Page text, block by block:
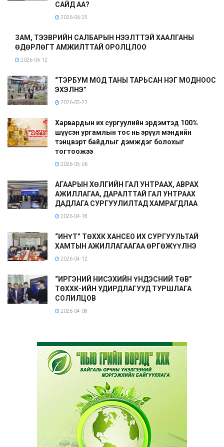
САЙД АА?
2026-06-25
ЗАМ, ТЭЭВРИЙН САЛБАРЫН НЭЭЛТТЭЙ ХААЛГАНЫ
ӨДӨРЛӨГТ АМЖИЛТТАЙ ОРОЛЦЛОО
2026-06-12
“ТЭРБУМ МОД ТАНЫ ТАРЬСАН НЭГ МОДНООС
ЭХЭЛНЭ”
2026-05-22
Харвардын их сургуулийн эрдэмтэд 100%
шүүсэн ургамлын тос нь эрүүл мэндийн
тэнцвэрт байдлыг дэмждэг болохыг
тогтоожээ
2026-05-06
АГААРЫН ХӨЛГИЙН ГАЛ УНТРААХ, АВРАХ
АЖИЛЛАГАА, ДАРАЛТТАЙ ГАЛ УНТРААХ
ДАДЛАГА СУРГУУЛИЛТАД ХАМРАГДЛАА
2026-04-18
“ИНҮТ” ТӨХХК ХАНСЕО ИХ СУРГУУЛЬТАЙ
ХАМТЫН АЖИЛЛАГААГАА ӨРГӨЖҮҮЛНЭ
2026-04-12
“ИРГЭНИЙ НИСЭХИЙН ҮНДЭСНИЙ ТӨВ”
ТӨХХК-ИЙН УДИРДЛАГУУД ТУРШЛАГА
СОЛИЛЦОВ
2026-04-08